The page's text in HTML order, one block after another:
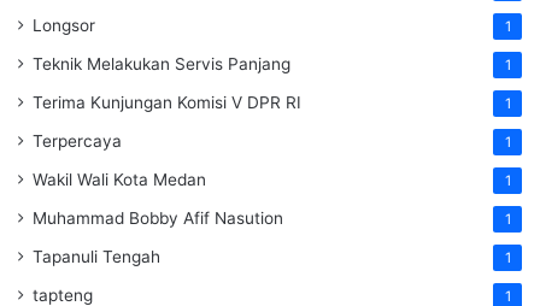
Longsor 1
Teknik Melakukan Servis Panjang 1
Terima Kunjungan Komisi V DPR RI 1
Terpercaya 1
Wakil Wali Kota Medan 1
Muhammad Bobby Afif Nasution 1
Tapanuli Tengah 1
tapteng 1